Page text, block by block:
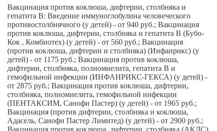
Вакцинация против коклюша, дифтерии, столбняка и
гепатита В: Введение иммуноглобулина человеческого
противостолбнячного (у детей) - от 940 руб.; Вакцинация
против коклюша, дифтерии, столбняка и гепатита В (Бубо-
Кок , Комбиотех) (у детей) - от 560 руб.; Вакцинация
(против коклюша, дифтерии и столбняка) (Инфанрикс) (у
детей) - от 1175 руб.; Вакцинация против коклюша,
дифтерии, столбняка, полиомиелита, гепатита В и
гемофильной инфекции (ИНФАНРИКС-ГЕКСА) (у детей) -
от 2875 руб.; Вакцинация против коклюша, дифтерии,
столбняка, полиомиелита, гемофильной инфекции
(ПЕНТАКСИМ, Санофи Пастер) (у детей) - от 1965 руб.;
Вакцинация (против дифтерии, столбняка и коклюша,
Адасель, Санофи Пастер Лимитед) (у детей) - от 2900 руб.;
Вакцинация против коклюша, дифтерии, столбняка (АКДС)